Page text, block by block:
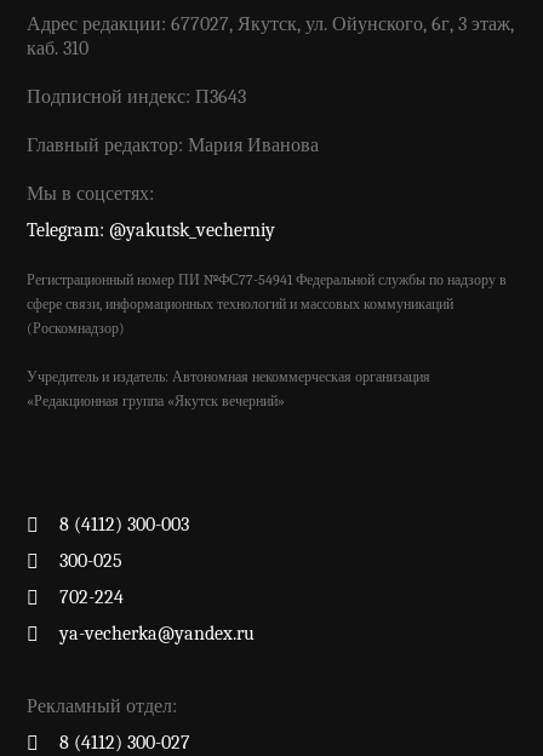
Адрес редакции: 677027, Якутск, ул. Ойунского, 6г, 3 этаж,
каб. 310
Подписной индекс: П3643
Главный редактор: Мария Иванова
Мы в соцсетях:
Telegram: @yakutsk_vecherniy
Регистрационный номер ПИ №ФС77-54941 Федеральной службы по надзору в
сфере связи, информационных технологий и массовых коммуникаций
(Роскомнадзор)
Учредитель и издатель: Автономная некоммерческая организация
«Редакционная группа «Якутск вечерний»
8 (4112) 300-003
300-025
702-224
ya-vecherka@yandex.ru
Рекламный отдел:
8 (4112) 300-027